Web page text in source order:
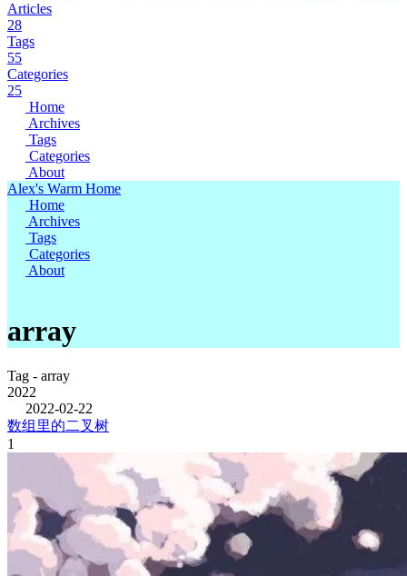
Articles
28
Tags
55
Categories
25
Home
Archives
Tags
Categories
About
Alex's Warm Home
Home
Archives
Tags
Categories
About
array
Tag - array
2022
2022-02-22
数组里的二叉树
1